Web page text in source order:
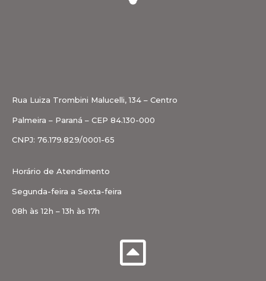
Rua Luiza Trombini Malucelli, 134 – Centro
Palmeira – Paraná – CEP 84.130-000
CNPJ: 76.179.829/0001-65
Horário de Atendimento
Segunda-feira a Sexta-feira
08h às 12h – 13h às 17h